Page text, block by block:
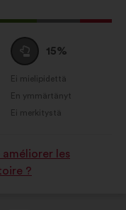
Äänestä
tyhjää
:
15%
seuraavasti:
Ei mielipidettä
:kertaa
En ymmärtänyt
:kertaa
Ei merkitystä
:kertaa
les
?